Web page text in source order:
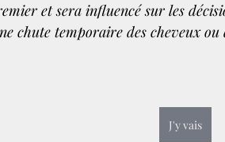
et sera influencé sur les
chute temporaire des cheveux
J'y vais